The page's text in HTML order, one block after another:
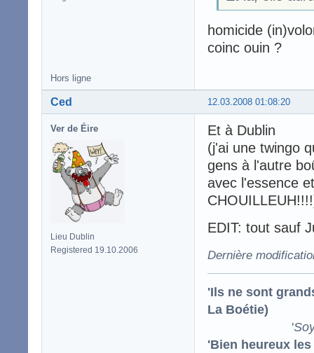
homicide
coinc ouin ?
Hors ligne
12.03.2008 01:08:20
Ced
Ver de Éire
Lieu Dublin
Registered 19.10.2006
Et à Dublin
(j'ai une twingo
gens à l'autre
avec l'essence
EDIT: tout sauf
Dernière
'Ils ne sont
La Boétie)
'
'Bien heureux